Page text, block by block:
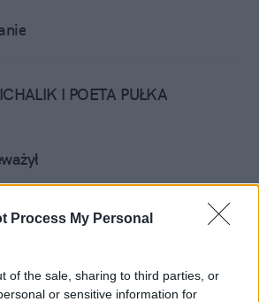
Process My Personal
of the sale, sharing to third parties, or
or sensitive information for
I POETA PUŁKA
Sprawiedliwości